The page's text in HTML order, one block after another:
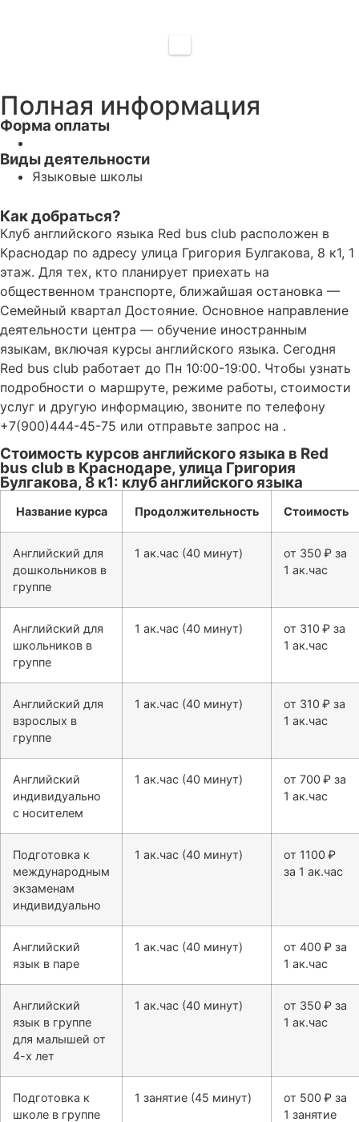
Полная информация
Форма оплаты
Виды деятельности
Языковые школы
Как добраться?
Клуб английского языка Red bus club расположен в
Краснодар по адресу улица Григория Булгакова, 8 к1, 1
этаж. Для тех, кто планирует приехать на
общественном транспорте, ближайшая остановка —
Семейный квартал Достояние. Основное направление
деятельности центра — обучение иностранным
языкам, включая курсы английского языка. Сегодня
Red bus club работает до Пн 10:00-19:00. Чтобы узнать
подробности о маршруте, режиме работы, стоимости
услуг и другую информацию, звоните по телефону
+7(900)444-45-75 или отправьте запрос на .
Стоимость курсов английского языка в Red
bus club в Краснодаре, улица Григория
Булгакова, 8 к1: клуб английского языка
Название курса Продолжительность Стоимость
Английский для
дошкольников в
группе
1 ак.час (40 минут)
от 350 ₽ за
1 ак.час
Английский для
школьников в
группе
1 ак.час (40 минут)
от 310 ₽ за
1 ак.час
Английский для
взрослых в
группе
1 ак.час (40 минут)
от 310 ₽ за
1 ак.час
Английский
индивидуально
с носителем
1 ак.час (40 минут)
от 700 ₽ за
1 ак.час
Подготовка к
международным
экзаменам
индивидуально
1 ак.час (40 минут)
от 1100 ₽
за 1 ак.час
Английский
язык в паре
1 ак.час (40 минут)
от 400 ₽ за
1 ак.час
Английский
язык в группе
для малышей от
4-х лет
1 ак.час (40 минут)
от 350 ₽ за
1 ак.час
Подготовка к
школе в группе
1 занятие (45 минут)
от 500 ₽ за
1 занятие